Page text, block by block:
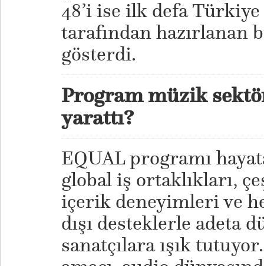
48’i ise ilk defa Türkiye
tarafından hazırlanan
gösterdi.
Program müzik
yarattı?
EQUAL programı
global iş ortaklıkları,
içerik deneyimleri ve
dışı desteklerle adeta
sanatçılara ışık